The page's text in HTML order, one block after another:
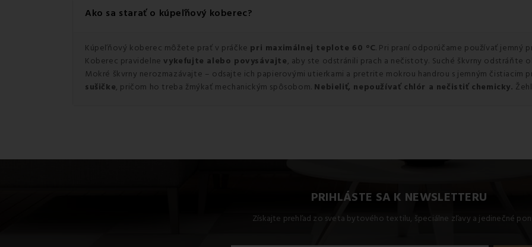
Ako sa starať o kúpeľňový koberec?
Kúpeľňový koberec môžete prať v práčke pri maximálnej teplote 60 °C. Pri praní odporúčame používať jemný
Koberec pravidelnevykefujte alebo povysávajte, aby ste odstránili prach a nečistoty. Suché škvrny odstráňte
Mokré škvrny nerozmazávajte – odsajte ich papierovými utierkami a pretrite mokrou handrou s jemným čistiacim
sušičke, pričom ho treba žmýkať mechanickým spôsobom. Nebieliť, nepoužívať chlór a nečistiť chemicky.
PRIHLÁSTE SA K NEWSLETTERU
Získajte prehľad zo sveta bytového textilu, špeciálne zľavy a jedinečné